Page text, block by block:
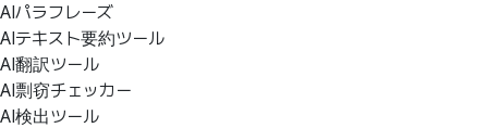
AIパラフレーズ
AIテキスト要約ツール
AI翻訳ツール
AI剽窃チェッカー
AI検出ツール